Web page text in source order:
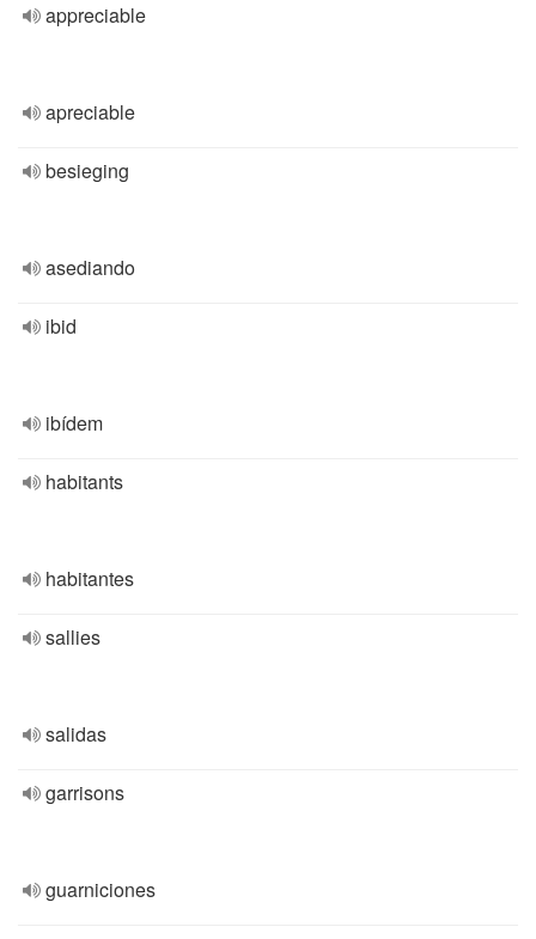
appreciable
apreciable
besieging
asediando
ibid
ibídem
habitants
habitantes
sallies
salidas
garrisons
guarniciones